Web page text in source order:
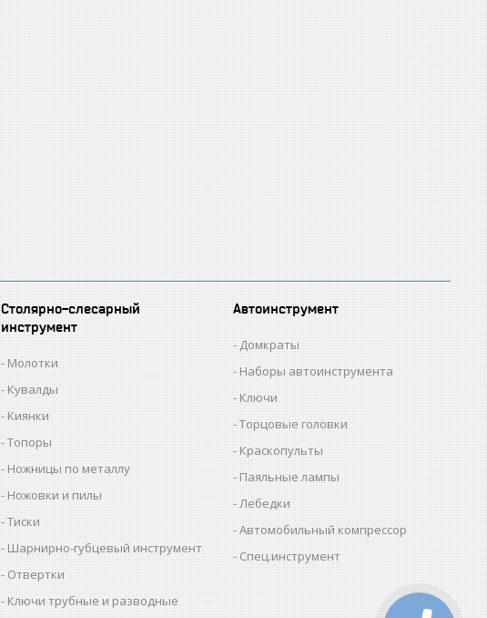
Столярно-слесарный
инструмент
Молотки
Кувалды
Киянки
Топоры
Ножницы по металлу
Ножовки и пилы
Тиски
Шарнирно-губцевый инструмент
Отвертки
Ключи трубные и разводные
Автоинструмент
Домкраты
Наборы автоинструмента
Ключи
Торцовые головки
Краскопульты
Паяльные лампы
Лебедки
Автомобильный компрессор
Спец.инструмент